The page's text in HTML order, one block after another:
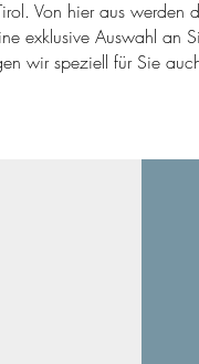
Von hier aus
exklusive Auswahl an
wir speziell für Sie